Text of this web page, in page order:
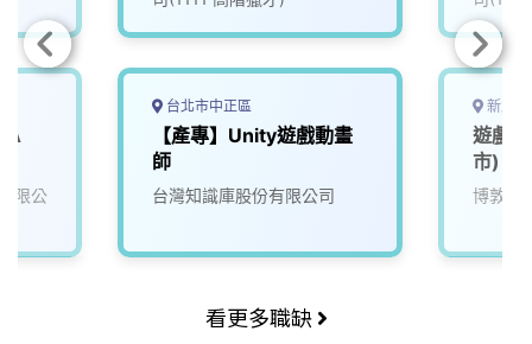
A
限公
台北市中正區
【產專】Unity遊戲動畫
師
台灣知識庫股份有限公司
新北
遊戲
市)
博敦電
看更多職缺